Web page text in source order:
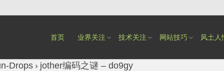
首页 业界关注 技术关注 网站技巧 风土人
Drops jother编码之谜 – do9gy